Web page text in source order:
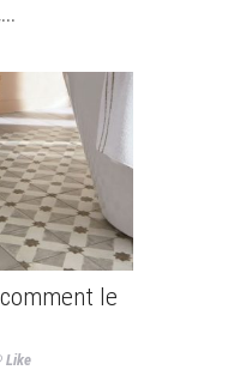
le
Like